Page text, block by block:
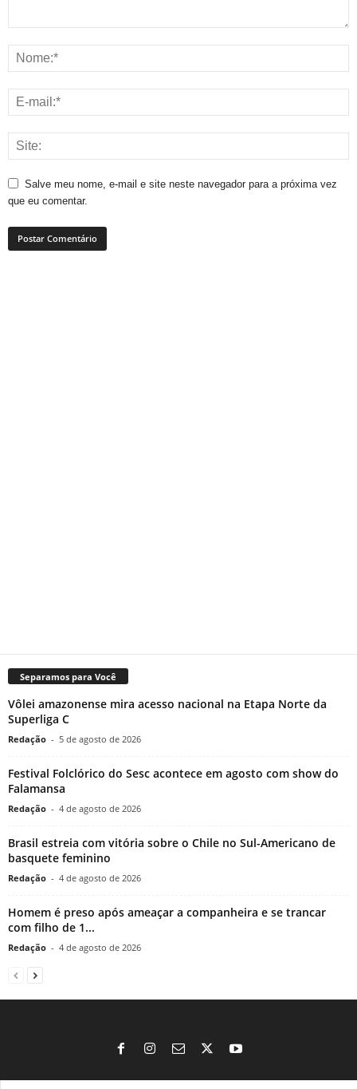
Salve meu nome, e-mail e site neste navegador para a próxima vez
que eu comentar.
Separamos para Você
Vôlei amazonense mira acesso nacional na Etapa Norte da
Superliga C
Redação - 5 de agosto de 2026
Festival Folclórico do Sesc acontece em agosto com show do
Falamansa
Redação - 4 de agosto de 2026
Brasil estreia com vitória sobre o Chile no Sul-Americano de
basquete feminino
Redação - 4 de agosto de 2026
Homem é preso após ameaçar a companheira e se trancar
com filho de 1...
Redação - 4 de agosto de 2026